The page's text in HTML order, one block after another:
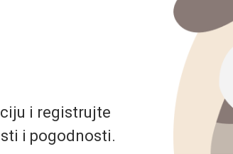
i registrujte
i pogodnosti.